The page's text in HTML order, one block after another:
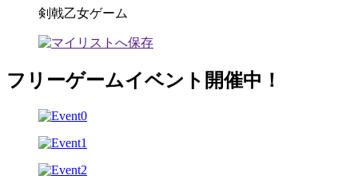
剣戟乙女ゲーム
フリーゲームイベント開催中！